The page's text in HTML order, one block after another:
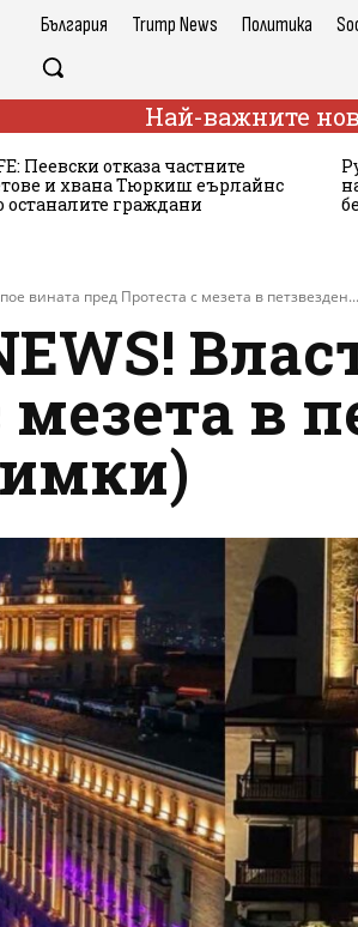
България Trump News Политика
Най-важните
Пеевски отказа частните
и хвана Тюркиш еърлайнс
останалите граждани
вината пред Протеста с мезета в петзвезден...
мезета в